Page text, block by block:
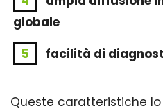
globale
facilità di
Queste caratteristiche